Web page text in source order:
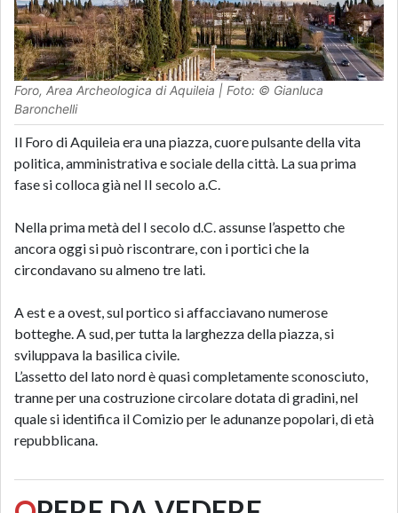
Foro, Area Archeologica di Aquileia | Foto: © Gianluca
Baronchelli
Il Foro di Aquileia era una piazza, cuore pulsante della vita
politica, amministrativa e sociale della città. La sua prima
fase si colloca già nel II secolo a.C.
Nella prima metà del I secolo d.C. assunse l’aspetto che
ancora oggi si può riscontrare, con i portici che la
circondavano su almeno tre lati.
A est e a ovest, sul portico si affacciavano numerose
botteghe. A sud, per tutta la larghezza della piazza, si
sviluppava la basilica civile.
L’assetto del lato nord è quasi completamente sconosciuto,
tranne per una costruzione circolare dotata di gradini, nel
quale si identifica il Comizio per le adunanze popolari, di età
repubblicana.